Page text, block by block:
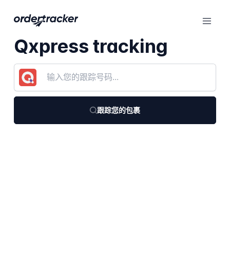
Qxpress tracking
跟踪您的包裹